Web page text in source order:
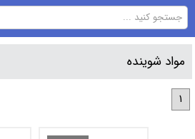
مواد شوینده
1